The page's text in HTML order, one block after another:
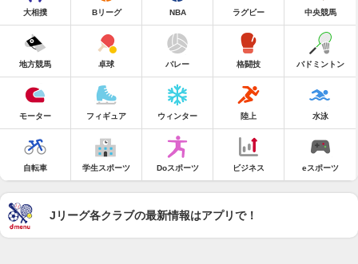
大相撲 Bリーグ NBA ラグビー 中央競馬
地方競馬 卓球 バレー 格闘技 バドミントン
モーター フィギュア ウィンター 陸上 水泳
自転車 学生スポーツ Doスポーツ ビジネス eスポーツ
Jリーグ各クラブの最新情報はアプリで！